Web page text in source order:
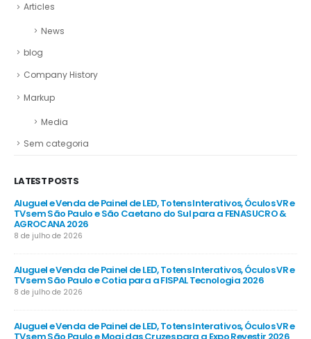
Articles
News
blog
Company History
Markup
Media
Sem categoria
LATEST POSTS
Aluguel e Venda de Painel de LED, Totens Interativos, Óculos VR e
TVs em São Paulo e São Caetano do Sul para a FENASUCRO &
AGROCANA 2026
8 de julho de 2026
Aluguel e Venda de Painel de LED, Totens Interativos, Óculos VR e
TVs em São Paulo e Cotia para a FISPAL Tecnologia 2026
8 de julho de 2026
Aluguel e Venda de Painel de LED, Totens Interativos, Óculos VR e